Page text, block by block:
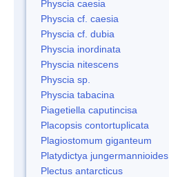
Physcia caesia
Physcia cf. caesia
Physcia cf. dubia
Physcia inordinata
Physcia nitescens
Physcia sp.
Physcia tabacina
Piagetiella caputincisa
Placopsis contortuplicata
Plagiostomum giganteum
Platydictya jungermannioides
Plectus antarcticus